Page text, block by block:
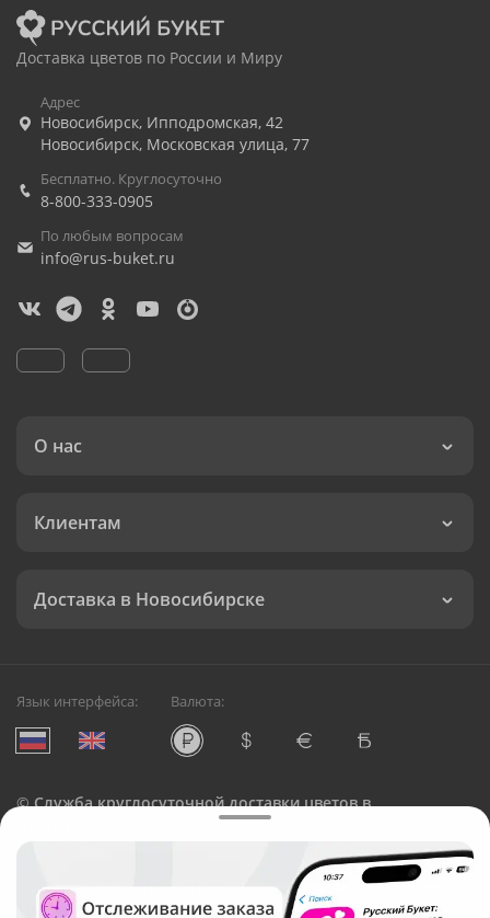
Доставка цветов по России и Миру
Адрес
Новосибирск, Ипподромская, 42
Новосибирск, Московская улица, 77
Бесплатно. Круглосуточно
8-800-333-0905
По любым вопросам
info@rus-buket.ru
О нас
Клиентам
Доставка в Новосибирске
Язык интерфейса: Валюта:
©Служба круглосуточной доставки цветов в
Русский Букет, 2026
Общество с ограниченной ответственностью «Технология»
ОГРН: 1195476081745, ИНН: 5410081997